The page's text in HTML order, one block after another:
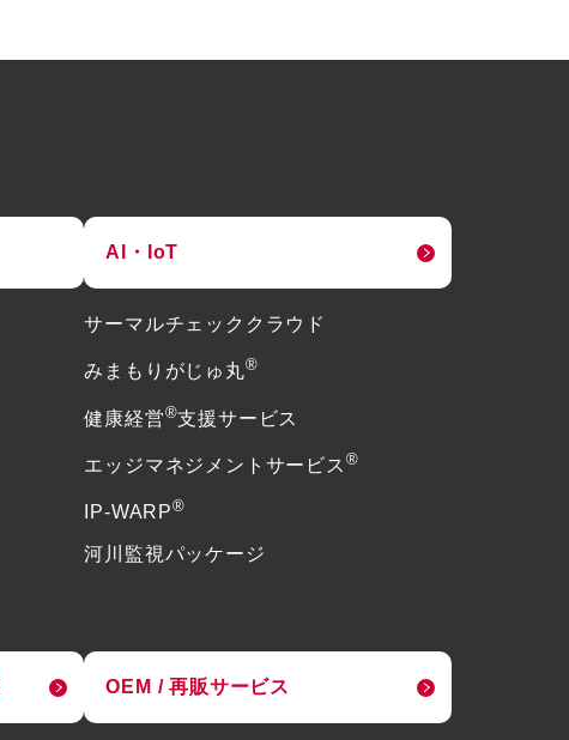
AI・IoT
サーマルチェッククラウド
みまもりがじゅ丸®
健康経営®支援サービス
エッジマネジメントサービス ®
IP-WARP®
河川監視パッケージ
OEM / 再販サービス